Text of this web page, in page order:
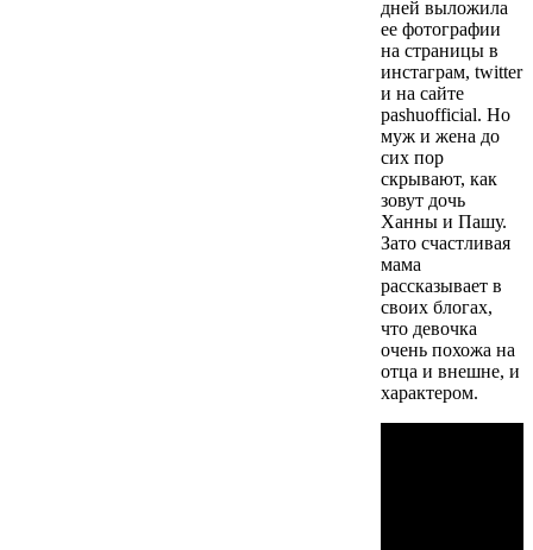
дней выложила
ее фотографии
на страницы в
инстаграм, twitter
и на сайте
pashuofficial. Но
муж и жена до
сих пор
скрывают, как
зовут дочь
Ханны и Пашу.
Зато счастливая
мама
рассказывает в
своих блогах,
что девочка
очень похожа на
отца и внешне, и
характером.